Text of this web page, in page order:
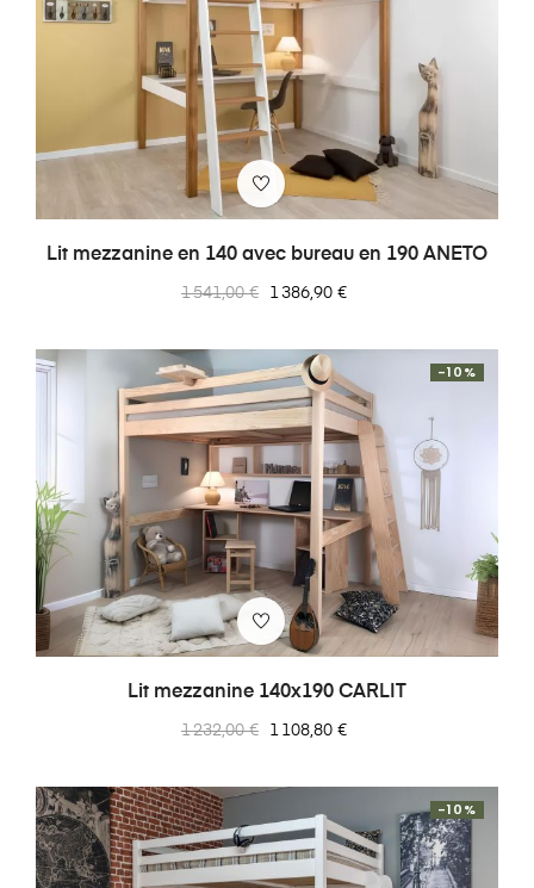
Lit mezzanine en 140 avec bureau en 190 ANETO
Prix
1 541,00 € Prix
1 386,90 €
Lit mezzanine 140x190 CARLIT
Prix
1 232,00 €
-10%
Prix
1 108,80 €
-10%